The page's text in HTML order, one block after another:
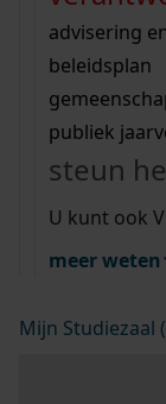
beeld en
uitleg
Wij helpen u
bekijk alle
Wij helpen u
bekijk alle
bekijk ons
advisering
beleidsplan
publiek
steun
U kunt ook
meer weten
hulp nodig?
Deze zoektips
Mijn Studiezaal